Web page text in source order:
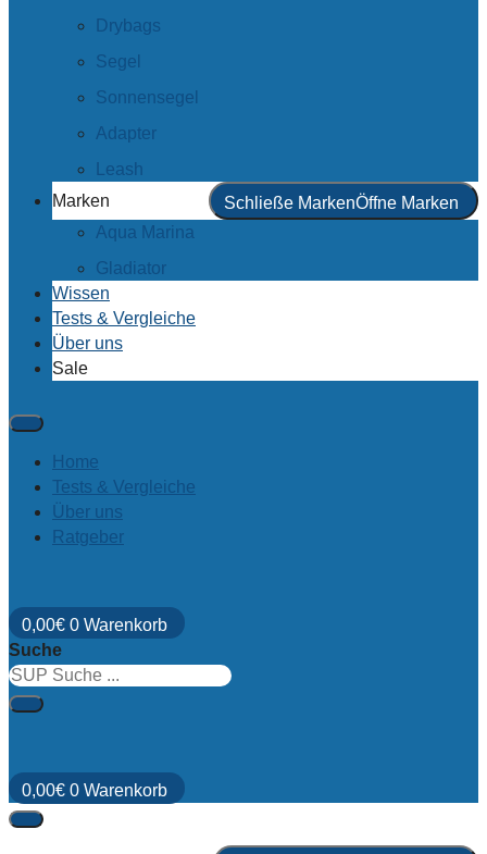
Drybags
Segel
Sonnensegel
Adapter
Leash
Marken
Schließe MarkenÖffne Marken
Aqua Marina
Gladiator
Wissen
Tests & Vergleiche
Über uns
Sale
Home
Tests & Vergleiche
Über uns
Ratgeber
0,00€ 0 Warenkorb
Suche
0,00€ 0 Warenkorb